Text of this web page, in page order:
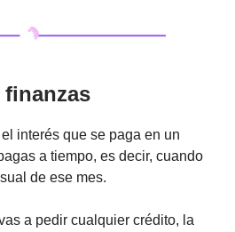
interés que se paga en un
a tiempo, es decir, cuando
de ese mes.
a pedir cualquier crédito, la